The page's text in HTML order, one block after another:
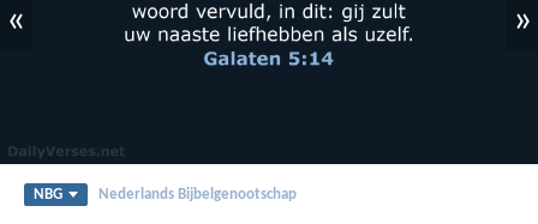
« »
NBG Nederlands Bijbelgenootschap